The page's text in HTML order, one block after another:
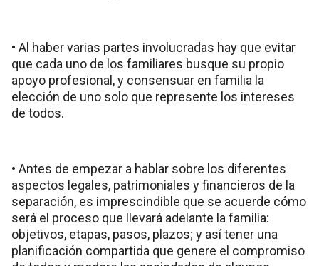
• Al haber varias partes involucradas hay que evitar
que cada uno de los familiares busque su propio
apoyo profesional, y consensuar en familia la
elección de uno solo que represente los intereses
de todos.
• Antes de empezar a hablar sobre los diferentes
aspectos legales, patrimoniales y financieros de la
separación, es imprescindible que se acuerde cómo
será el proceso que llevará adelante la familia:
objetivos, etapas, pasos, plazos; y así tener una
planificación compartida que genere el compromiso